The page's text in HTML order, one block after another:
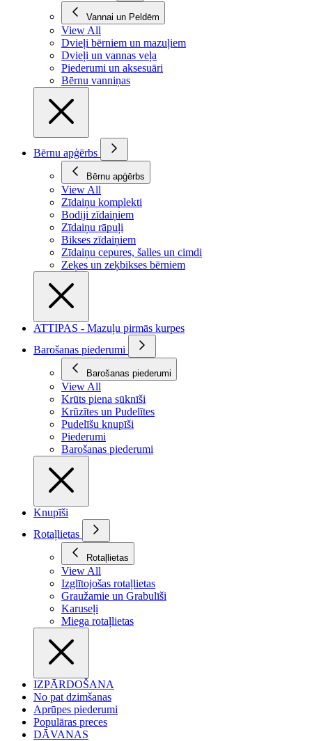
Vannai un Peldēm
View All
Dvieļi bērniem un mazuļiem
Dvieļi un vannas veļa
Piederumi un aksesuāri
Bērnu vanniņas
Bērnu apģērbs
Bērnu apģērbs
View All
Zīdaiņu komplekti
Bodiji zīdaiņiem
Zīdaiņu rāpuļi
Bikses zīdaiņiem
Zīdaiņu cepures, šalles un cimdi
Zeķes un zeķbikses bērniem
ATTIPAS - Mazuļu pirmās kurpes
Barošanas piederumi
Barošanas piederumi
View All
Krūts piena sūknīši
Krūzītes un Pudelītes
Pudelīšu knupīši
Piederumi
Barošanas piederumi
Knupīši
Rotaļlietas
Rotaļlietas
View All
Izglītojošas rotaļlietas
Graužamie un Grabulīši
Karuseļi
Miega rotaļlietas
IZPĀRDOŠANA
No pat dzimšanas
Aprūpes piederumi
Populāras preces
DĀVANAS